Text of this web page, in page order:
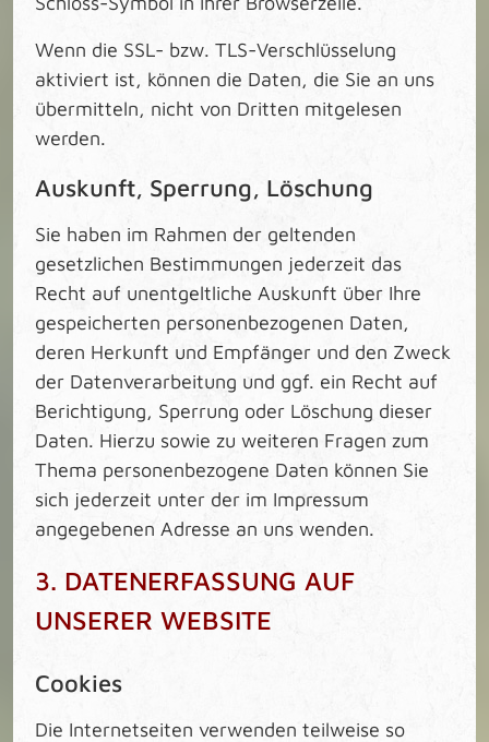
Wenn die SSL- bzw. TLS-Verschlüsselung
aktiviert ist, können die Daten, die Sie an uns
übermitteln, nicht von Dritten mitgelesen
werden.
Auskunft, Sperrung, Löschung
Sie haben im Rahmen der geltenden
gesetzlichen Bestimmungen jederzeit das
Recht auf unentgeltliche Auskunft über Ihre
gespeicherten personenbezogenen Daten,
deren Herkunft und Empfänger und den Zweck
der Datenverarbeitung und ggf. ein Recht auf
Berichtigung, Sperrung oder Löschung dieser
Daten. Hierzu sowie zu weiteren Fragen zum
Thema personenbezogene Daten können Sie
sich jederzeit unter der im Impressum
angegebenen Adresse an uns wenden.
3. DATENERFASSUNG AUF
UNSERER WEBSITE
Cookies
Die Internetseiten verwenden teilweise so